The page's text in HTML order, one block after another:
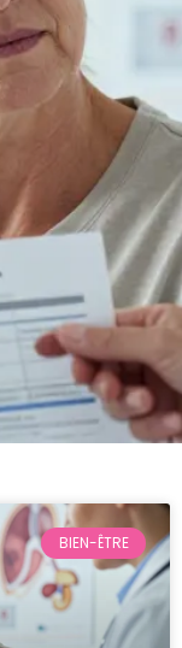
BIEN-ÊTRE